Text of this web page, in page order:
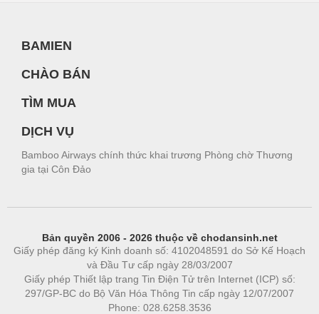
BAMIEN
CHÀO BÁN
TÌM MUA
DỊCH VỤ
Bamboo Airways chính thức khai trương Phòng chờ Thương
gia tại Côn Đảo
Bản quyền 2006 - 2026 thuộc về chodansinh.net
Giấy phép đăng ký Kinh doanh số: 4102048591 do Sở Kế Hoạch
và Đầu Tư cấp ngày 28/03/2007
Giấy phép Thiết lập trang Tin Điện Tử trên Internet (ICP) số:
297/GP-BC do Bộ Văn Hóa Thông Tin cấp ngày 12/07/2007
Phone: 028.6258.3536